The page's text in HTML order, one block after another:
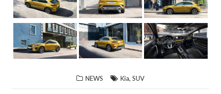
NEWS Kia, SUV